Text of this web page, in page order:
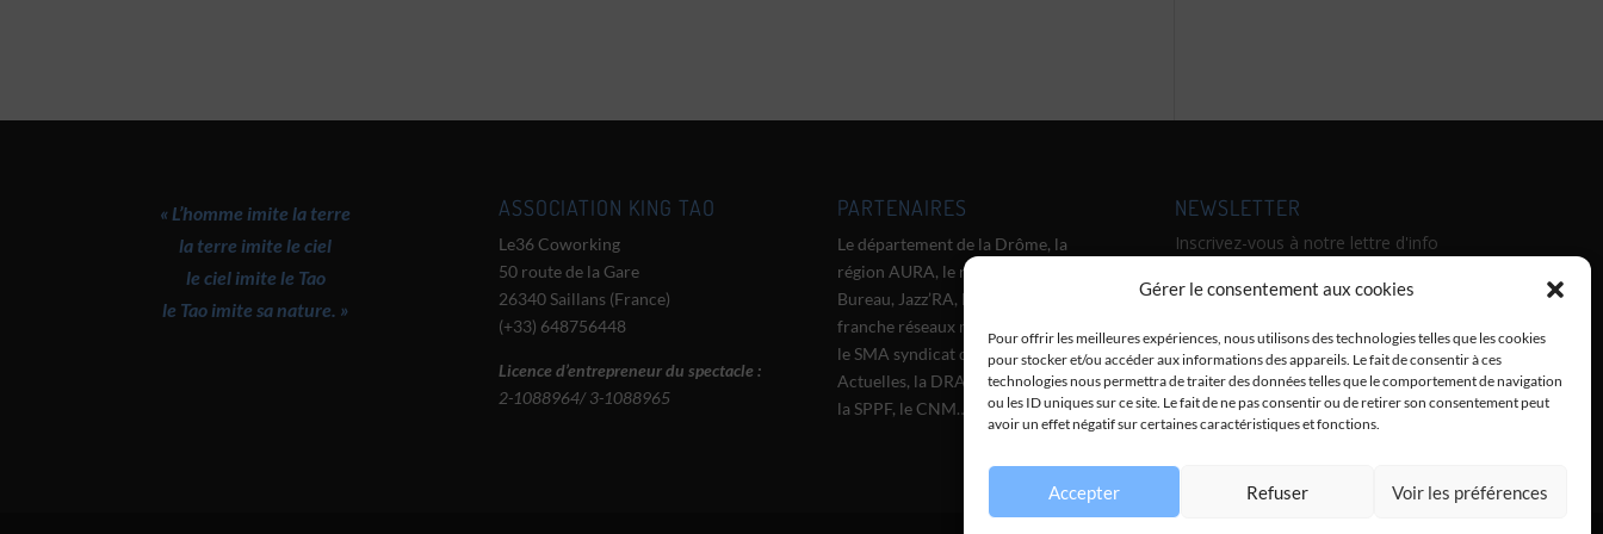
Gérer le consentement aux cookies
Pour offrir les meilleures expériences, nous utilisons des technologies telles que les cookies
pour stocker et/ou accéder aux informations des appareils. Le fait de consentir à ces
technologies nous permettra de traiter des données telles que le comportement de navigation
ou les ID uniques sur ce site. Le fait de ne pas consentir ou de retirer son consentement peut
avoir un effet négatif sur certaines caractéristiques et fonctions.
Accepter Refuser Voir les préférences
« L’homme imite la terre
la terre imite le ciel
le ciel imite le Tao
le Tao imite sa nature. »
ASSOCIATION KING TAO
Le36 Coworking
50 route de la Gare
26340 Saillans (France)
(+33) 648756448
Licence d’entrepreneur du spectacle :
2-1088964/ 3-1088965
PARTENAIRES
Le département de la Drôme, la
région AURA, le réseau Grand
Bureau, Jazz’RA, le CMTRA, Zone
franche réseaux musique du monde,
le SMA syndicat des Musiques
Actuelles, la DRAC AURA, l’ADAMI,
la SPPF, le CNM…
NEWSLETTER
Inscrivez-vous à notre lettre d'info
Envoyer